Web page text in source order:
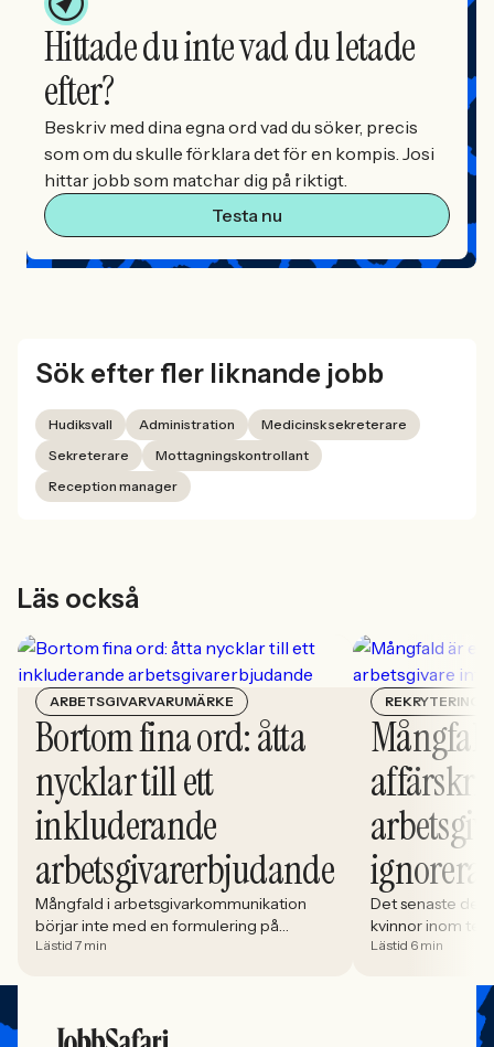
Hittade du inte vad du letade
efter?
Beskriv med dina egna ord vad du söker, precis
som om du skulle förklara det för en kompis. Josi
hittar jobb som matchar dig på riktigt.
Testa nu
Sök efter fler liknande jobb
Hudiksvall Administration
Medicinsk sekreterare
Sekreterare
Mottagningskontrollant
Reception manager
Läs också
ARBETSGIVARVARUMÄRKE
Bortom fina ord: åtta
nycklar till ett
inkluderande
arbetsgivarerbjudande
Mångfald i arbetsgivarkommunikation
börjar inte med en formulering på
karriärsidan. Den börjar i hur rekryteringen
mer medvetna, regelverken skärps och
Lästid 7 min
REKRYTERING
ignorera
Det senaste
kvinnor inom
stadigt på 30%.
i. Åsa
Women in
andelen
Lästid 6 min